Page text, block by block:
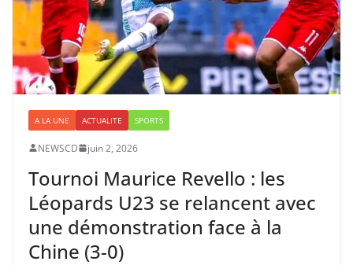
A LA UNE ACTUALITE SPORTS
NEWSCD juin 2, 2026
Tournoi Maurice Revello : les
Léopards U23 se relancent avec
une démonstration face à la
Chine (3-0)